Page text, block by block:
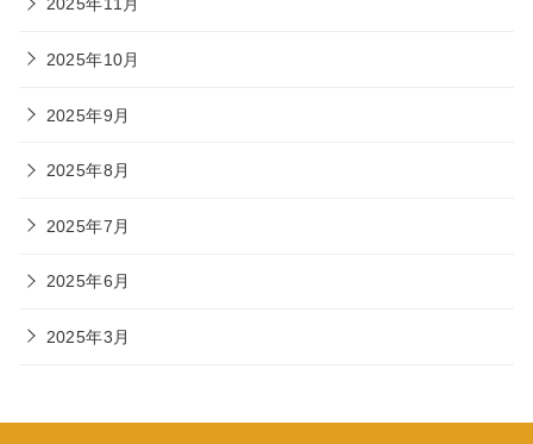
2025年11月
2025年10月
2025年9月
2025年8月
2025年7月
2025年6月
2025年3月